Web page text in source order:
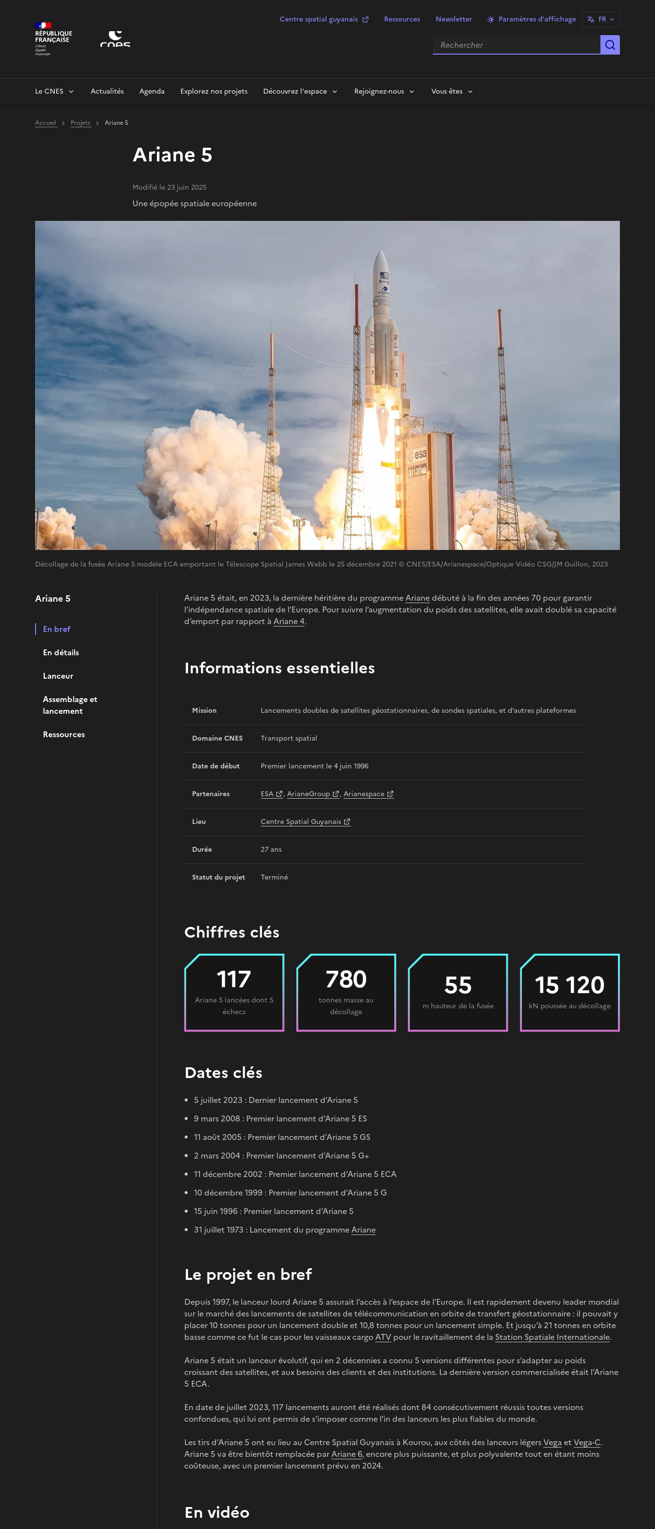
RÉPUBLIQUE
FRANÇAISE
Centre spatial guyanais Ressources Newsletter Paramètres d'affichage FR
Rechercher
Le CNES Actualités Agenda Explorez nos projets Découvrez l'espace Rejoignez-nous Vous êtes
Accueil Projets Ariane 5
Ariane 5
Modifié le 23 juin 2025
Une épopée spatiale européenne
Décollage de la fusée Ariane 5 modèle ECA emportant le Télescope Spatial James Webb le 25 décembre 2021 © CNES/ESA/Arianespace/Optique Vidéo CSG/JM Guillon, 2023
Ariane 5
En bref
En détails
Lanceur
Assemblage et
lancement
Ressources
Ariane 5 était, en 2023, la dernière héritière du programmeArianedébuté à la fin des années 70 pour garantir
l’indépendance spatiale de l’Europe. Pour suivre l’augmentation du poids des satellites, elle avait doublé sa capacité
d’emport par rapport à Ariane 4.
Informations essentielles
Mission Lancements doubles de satellites géostationnaires, de sondes spatiales, et d’autres plateformes
Domaine CNES Transport spatial
Date de début Premier lancement le 4 juin 1996
Partenaires ESA , ArianeGroup , Arianespace
Lieu Centre Spatial Guyanais
Durée 27 ans
Statut du projet Terminé
Chiffres clés
117
Ariane 5 lancées dont 5
échecs
780
tonnes masse au
décollage
55
m hauteur de la fusée
15 120
kN poussée au décollage
Dates clés
5 juillet 2023 : Dernier lancement d’Ariane 5
9 mars 2008 : Premier lancement d’Ariane 5 ES
11 août 2005 : Premier lancement d’Ariane 5 GS
2 mars 2004 : Premier lancement d’Ariane 5 G+
11 décembre 2002 : Premier lancement d’Ariane 5 ECA
10 décembre 1999 : Premier lancement d’Ariane 5 G
15 juin 1996 : Premier lancement d’Ariane 5
31 juillet 1973 : Lancement du programmeAriane
Le projet en bref
Depuis 1997, le lanceur lourd Ariane 5 assurait l’accès à l’espace de l’Europe. Il est rapidement devenu leader mondial
sur le marché des lancements de satellites de télécommunication en orbite de transfert géostationnaire : il pouvait y
placer 10 tonnes pour un lancement double et 10,8 tonnes pour un lancement simple. Et jusqu’à 21 tonnes en orbite
basse comme ce fut le cas pour les vaisseaux cargoATV pour le ravitaillement de la Station Spatiale Internationale.
Ariane 5 était un lanceur évolutif, qui en 2 décennies a connu 5 versions différentes pour s’adapter au poids
croissant des satellites, et aux besoins des clients et des institutions. La dernière version commercialisée était l’Ariane
5 ECA.
En date de juillet 2023, 117 lancements auront été réalisés dont 84 consécutivement réussis toutes versions
confondues, qui lui ont permis de s’imposer comme l’in des lanceurs les plus fiables du monde.
Les tirs d’Ariane 5 ont eu lieu au Centre Spatial Guyanais à Kourou, aux côtés des lanceurs légersVega et Vega-C.
Ariane 5 va être bientôt remplacée parAriane 6, encore plus puissante, et plus polyvalente tout en étant moins
coûteuse, avec un premier lancement prévu en 2024.
En vidéo